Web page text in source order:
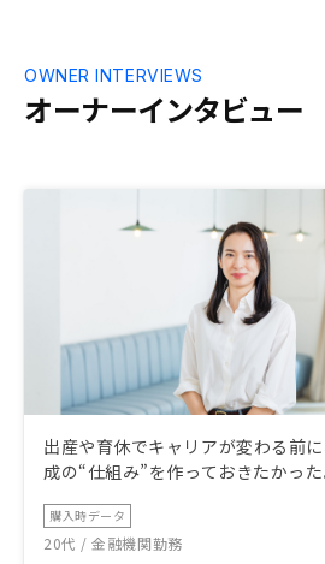
オーナーインタビュー
OWNER INTERVIEWS
出産や育休でキャリアが変わる前
成の“仕組み”を作っておきたかった
購入時データ
20代 / 金融機関勤務